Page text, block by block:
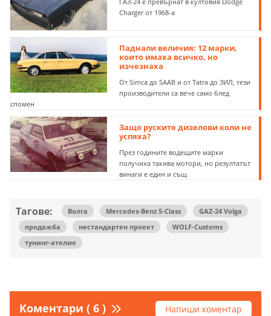
Charger от 1968-а
Паднали величия: 12 марки,
които имаха всичко, но
изчезнаха
От Simca до SAAB и от Tatra до ЗИЛ, тези
производители са вече само блед
спомен
Защо руските дизелови коли не
успяха?
През годините водещите марки
получиха такива мотори, но резултатът
винаги е един и същ
Тагове: Волга Mercedes-Benz S-Class
GAZ-24 Volga
продажба
нестандартен проект
WOLF-Customs
тунинг-ателие
Коментари ( 6 ) Напиши коментар